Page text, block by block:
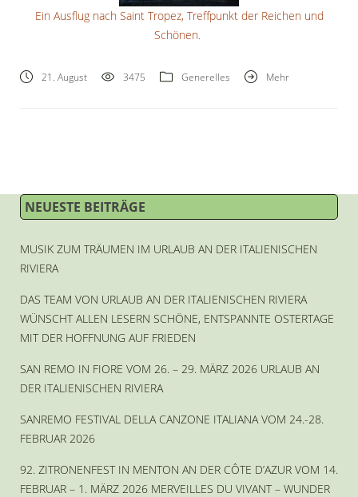
Ein Ausflug nach Saint Tropez, Treffpunkt der Reichen und
Schönen.
21. August 3475 Generelles Mehr
NEUESTE BEITRÄGE
MUSIK ZUM TRÄUMEN IM URLAUB AN DER ITALIENISCHEN
RIVIERA
DAS TEAM VON URLAUB AN DER ITALIENISCHEN RIVIERA
WÜNSCHT ALLEN LESERN SCHÖNE, ENTSPANNTE OSTERTAGE
MIT DER HOFFNUNG AUF FRIEDEN
SAN REMO IN FIORE VOM 26. – 29. MÄRZ 2026 URLAUB AN
DER ITALIENISCHEN RIVIERA
SANREMO FESTIVAL DELLA CANZONE ITALIANA VOM 24.-28.
FEBRUAR 2026
92. ZITRONENFEST IN MENTON AN DER CÔTE D’AZUR VOM 14.
FEBRUAR – 1. MÄRZ 2026 MERVEILLES DU VIVANT – WUNDER